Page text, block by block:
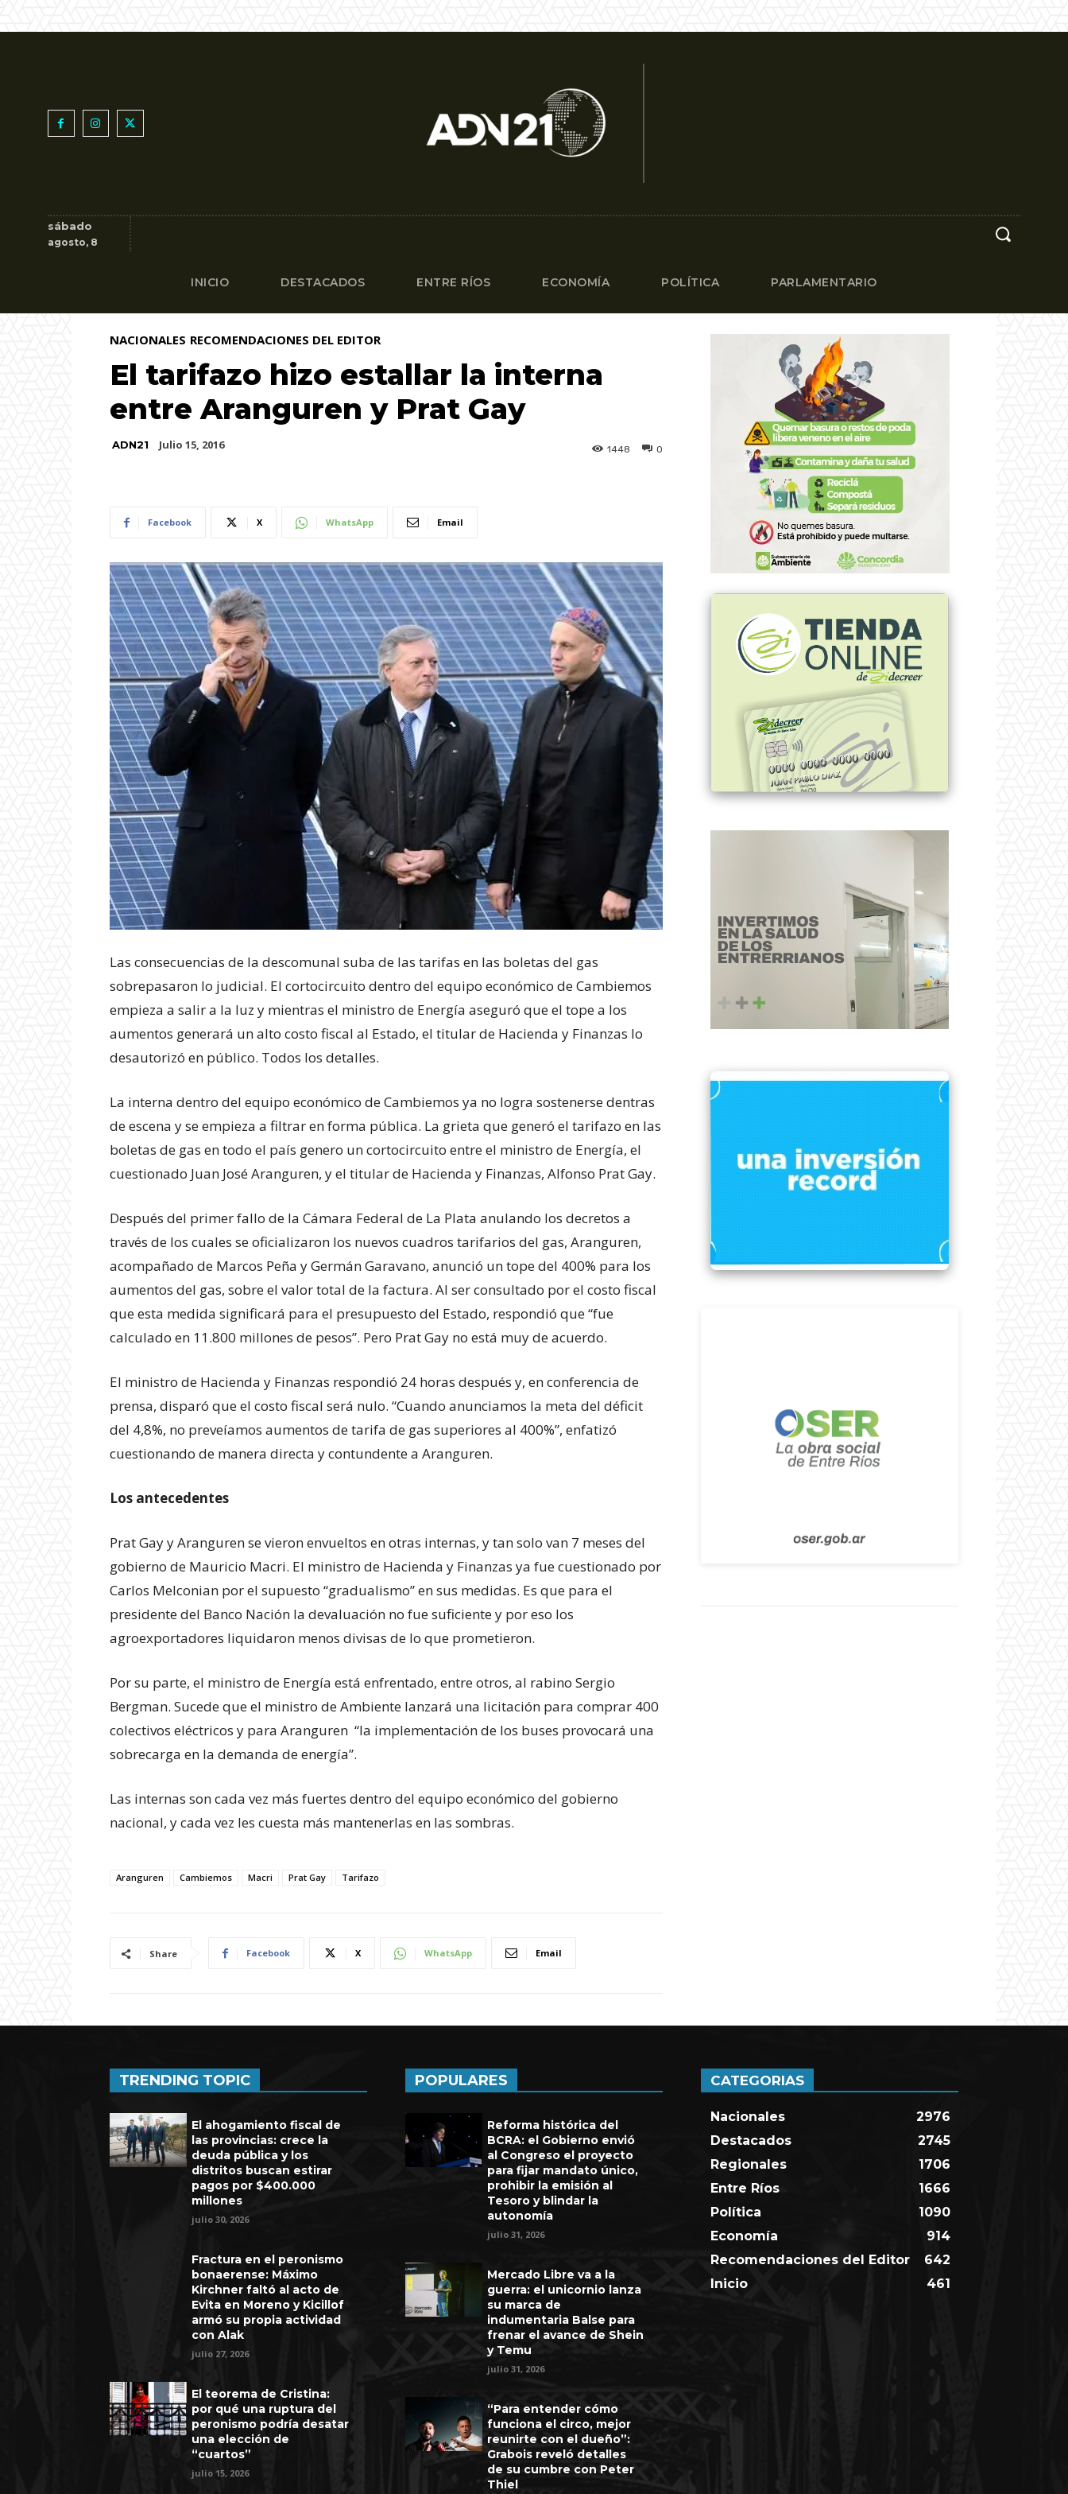
Experiencia de seis años en UEFA
sábado
agosto, 8
INICIO DESTACADOS ENTRE RÍOS ECONOMÍA POLÍTICA PARLAMENTARIO
NACIONALES RECOMENDACIONES DEL EDITOR
El tarifazo hizo estallar la interna
entre Aranguren y Prat Gay
ADN21 Julio 15, 2016 0
1448
Facebook X WhatsApp Email
Las consecuencias de la descomunal suba de las tarifas en las boletas del gas
sobrepasaron lo judicial. El cortocircuito dentro del equipo económico de Cambiemos
empieza a salir a la luz y mientras el ministro de Energía aseguró que el tope a los
aumentos generará un alto costo fiscal al Estado, el titular de Hacienda y Finanzas lo
desautorizó en público. Todos los detalles.
La interna dentro del equipo económico de Cambiemos ya no logra sostenerse dentras
de escena y se empieza a filtrar en forma pública. La grieta que generó el tarifazo en las
boletas de gas en todo el país genero un cortocircuito entre el ministro de Energía, el
cuestionado Juan José Aranguren, y el titular de Hacienda y Finanzas, Alfonso Prat Gay.
Después del primer fallo de la Cámara Federal de La Plata anulando los decretos a
través de los cuales se oficializaron los nuevos cuadros tarifarios del gas, Aranguren,
acompañado de Marcos Peña y Germán Garavano, anunció un tope del 400% para los
aumentos del gas, sobre el valor total de la factura. Al ser consultado por el costo fiscal
que esta medida significará para el presupuesto del Estado, respondió que “fue
calculado en 11.800 millones de pesos”. Pero Prat Gay no está muy de acuerdo.
El ministro de Hacienda y Finanzas respondió 24 horas después y, en conferencia de
prensa, disparó que el costo fiscal será nulo. “Cuando anunciamos la meta del déficit
del 4,8%, no preveíamos aumentos de tarifa de gas superiores al 400%”, enfatizó
cuestionando de manera directa y contundente a Aranguren.
Los antecedentes
Prat Gay y Aranguren se vieron envueltos en otras internas, y tan solo van 7 meses del
gobierno de Mauricio Macri. El ministro de Hacienda y Finanzas ya fue cuestionado por
Carlos Melconian por el supuesto “gradualismo” en sus medidas. Es que para el
presidente del Banco Nación la devaluación no fue suficiente y por eso los
agroexportadores liquidaron menos divisas de lo que prometieron.
Por su parte, el ministro de Energía está enfrentado, entre otros, al rabino Sergio
Bergman. Sucede que el ministro de Ambiente lanzará una licitación para comprar 400
colectivos eléctricos y para Aranguren “la implementación de los buses provocará una
sobrecarga en la demanda de energía”.
Las internas son cada vez más fuertes dentro del equipo económico del gobierno
nacional, y cada vez les cuesta más mantenerlas en las sombras.
Aranguren Cambiemos Macri Prat Gay Tarifazo
Share Facebook X WhatsApp Email
TRENDING TOPIC
El ahogamiento fiscal de
las provincias: crece la
deuda pública y los
distritos buscan estirar
pagos por $400.000
millones
julio 30, 2026
Fractura en el peronismo
bonaerense: Máximo
Kirchner faltó al acto de
Evita en Moreno y Kicillof
armó su propia actividad
con Alak
julio 27, 2026
El teorema de Cristina:
por qué una ruptura del
peronismo podría desatar
una elección de
“cuartos”
julio 15, 2026
POPULARES
Reforma histórica del
BCRA: el Gobierno envió
al Congreso el proyecto
para fijar mandato único,
prohibir la emisión al
Tesoro y blindar la
autonomía
julio 31, 2026
Mercado Libre va a la
guerra: el unicornio lanza
su marca de
indumentaria Balse para
frenar el avance de Shein
y Temu
julio 31, 2026
“Para entender cómo
funciona el circo, mejor
reunirte con el dueño”:
Grabois reveló detalles
de su cumbre con Peter
Thiel
CATEGORIAS
Nacionales
2976
Destacados
2745
Regionales
1706
Entre Ríos
1666
Política
1090
Economía
914
Recomendaciones del Editor
642
Inicio
461